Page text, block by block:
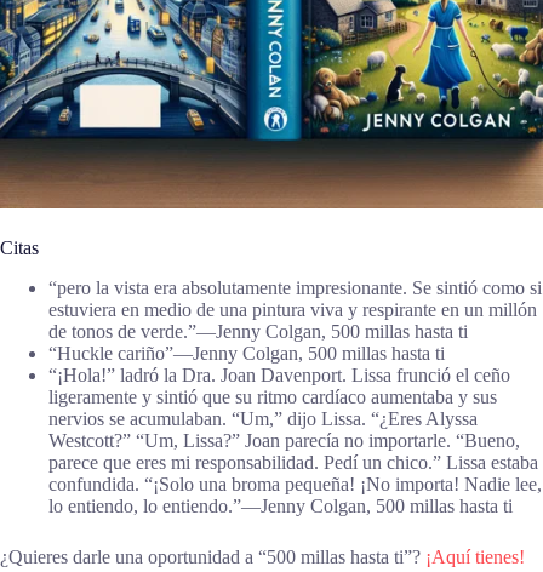
Citas
“pero la vista era absolutamente impresionante. Se sintió como si
estuviera en medio de una pintura viva y respirante en un millón
de tonos de verde.”―Jenny Colgan, 500 millas hasta ti
“Huckle cariño”―Jenny Colgan, 500 millas hasta ti
“¡Hola!” ladró la Dra. Joan Davenport. Lissa frunció el ceño
ligeramente y sintió que su ritmo cardíaco aumentaba y sus
nervios se acumulaban. “Um,” dijo Lissa. “¿Eres Alyssa
Westcott?” “Um, Lissa?” Joan parecía no importarle. “Bueno,
parece que eres mi responsabilidad. Pedí un chico.” Lissa estaba
confundida. “¡Solo una broma pequeña! ¡No importa! Nadie lee,
lo entiendo, lo entiendo.”―Jenny Colgan, 500 millas hasta ti
¿Quieres darle una oportunidad a “500 millas hasta ti”? ¡Aquí tienes!